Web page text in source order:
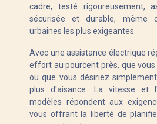
cadre, testé rigoureusement,
sécurisée et durable, même
urbaines les plus exigeantes.
Avec une assistance électrique
effort au pourcent près, que
ou que vous désiriez
plus d'aisance. La vitesse et
modèles répondent aux
vous offrant la liberté de